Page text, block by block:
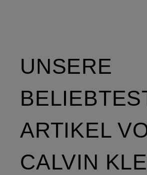
UNSERE
ARTIKEL
CALVIN